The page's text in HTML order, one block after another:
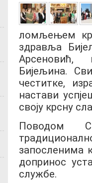
ломљењем
здравља
Арсеновић,
Бијељина.
честитке,
настави
своју крсну
Поводом
запосленима
допринос
службе.